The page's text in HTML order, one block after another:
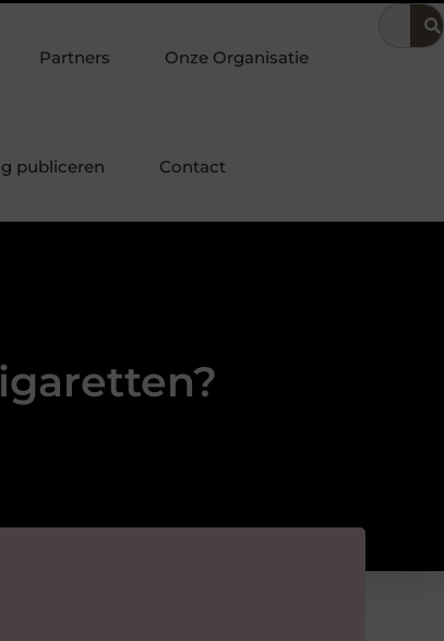
Partners Onze Organisatie
publiceren Contact